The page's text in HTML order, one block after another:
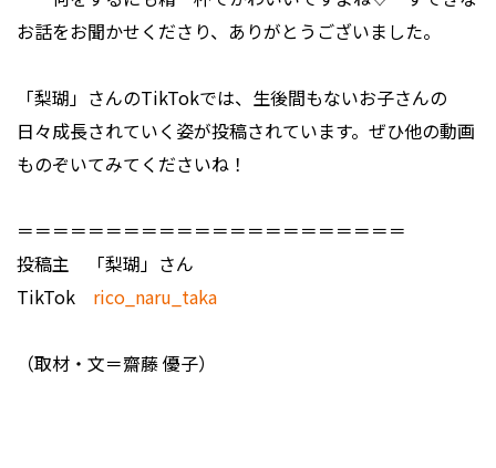
お話をお聞かせくださり、ありがとうございました。
「梨瑚」さんのTikTokでは、生後間もないお子さんの
日々成長されていく姿が投稿されています。ぜひ他の動画
ものぞいてみてくださいね！
＝＝＝＝＝＝＝＝＝＝＝＝＝＝＝＝＝＝＝＝＝＝
投稿主 「梨瑚」さん
TikTok rico_naru_taka
（取材・文＝齋藤 優子）